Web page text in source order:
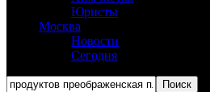
Юристы
Москва
Новости
Сегодня